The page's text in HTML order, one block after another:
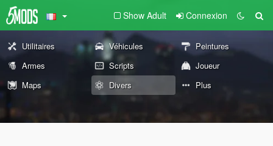
Show Adult Connexion
Utilitaires Véhicules
Peintures
Armes
Scripts
Joueur
Maps
Divers Plus